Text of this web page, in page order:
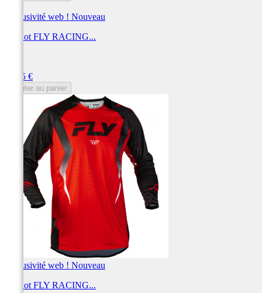
Exclusivité web ! Nouveau
Maillot FLY RACING...
69,95 €
Ajouter au panier
Exclusivité web ! Nouveau
Maillot FLY RACING...